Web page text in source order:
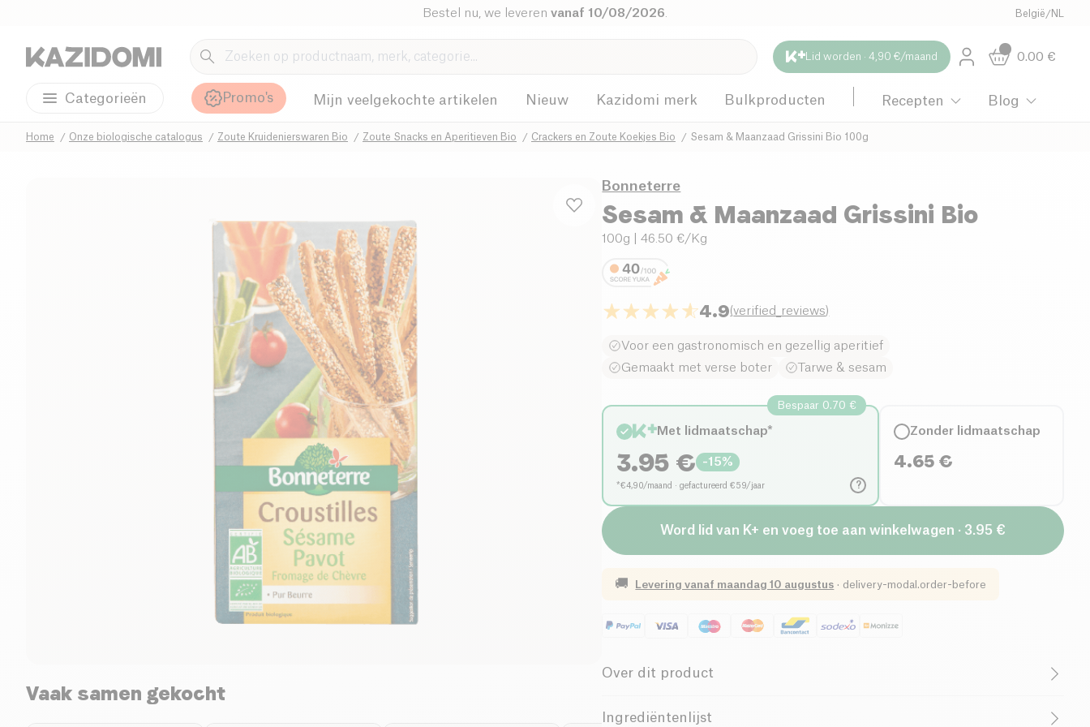
Bestel nu, we leveren vanaf 10/08/2026 België /NL
Lid worden · 4,90 €/maand 0.00 €
Categorieën Promo's Mijn veelgekochte artikelen Nieuw Kazidomi merk Bulkproducten Recepten Blog
Home Onze biologische catalogus Zoute Kruidenierswaren Bio Zoute Snacks en Aperitieven Bio Crackers en Zoute Koekjes Bio Sesam & Maanzaad Grissini Bio 100g
Vaak samen gekocht
Bonneterre
Sesam & Maanzaad Grissini Bio
100g | 46.50 €/Kg
4.9(verified_reviews)
Voor een gastronomisch en gezellig aperitief
Gemaakt met verse boter
Tarwe & sesam
?
Bespaar 0.70 €
Met lidmaatschap*
3.95 € -15%
*€4,90/maand · gefactureerd €59/jaar
Zonder lidmaatschap
4.65 €
Word lid van K+ en voeg toe aan winkelwagen · 3.95 €
🚚 Levering vanaf maandag 10 augustus · delivery-modal.order-before
Over dit product
Biologisch
Ingrediëntenlijst